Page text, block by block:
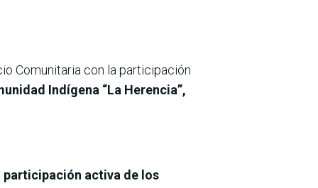
Comunitaria con la participación
Indígena “La Herencia”,
participación activa de los